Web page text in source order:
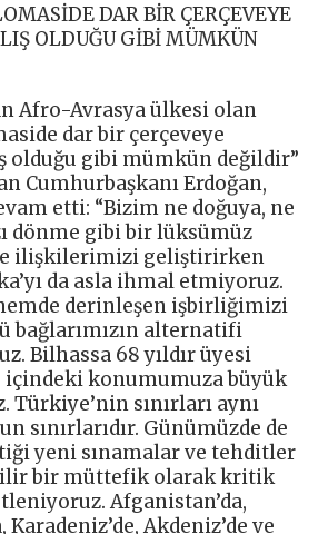
DAR BİR ÇERÇEVEYE
OLDUĞU GİBİ MÜMKÜN
Afro-Avrasya ülkesi olan
dar bir çerçeveye
olduğu gibi mümkün değildir”
Cumhurbaşkanı Erdoğan,
etti: “Bizim ne doğuya, ne
dönme gibi bir lüksümüz
ilişkilerimizi geliştirirken
da asla ihmal etmiyoruz.
derinleşen işbirliğimizi
bağlarımızın alternatifi
Bilhassa 68 yıldır üyesi
içindeki konumumuza büyük
sınırları aynı
sınırlarıdır. Günümüzde de
yeni sınamalar ve tehditler
bir müttefik olarak kritik
Afganistan’da,
Karadeniz’de, Akdeniz’de ve